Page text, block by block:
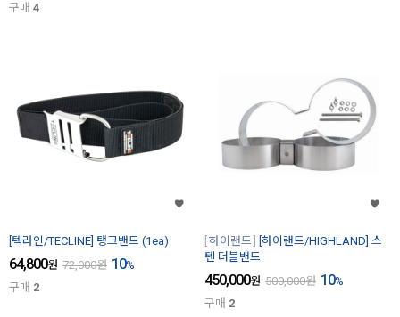
구매 4
[텍라인/TECLINE] 탱크밴드 (1ea)
64,800원 72,000원 10%
구매 2
하이랜드
[하이랜드/HIGHLAND] 스
텐 더블밴드
450,000원 500,000원 10%
구매 2